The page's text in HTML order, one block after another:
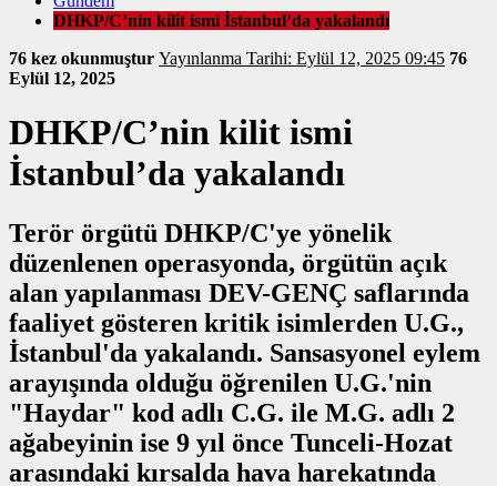
DHKP/C’nin kilit ismi İstanbul’da yakalandı
76 kez okunmuştur
Yayınlanma Tarihi: Eylül 12, 2025 09:45 76
Eylül 12, 2025
DHKP/C’nin kilit ismi
İstanbul’da yakalandı
Terör örgütü DHKP/C'ye yönelik
düzenlenen operasyonda, örgütün açık
alan yapılanması DEV-GENÇ saflarında
faaliyet gösteren kritik isimlerden U.G.,
İstanbul'da yakalandı. Sansasyonel eylem
arayışında olduğu öğrenilen U.G.'nin
"Haydar" kod adlı C.G. ile M.G. adlı 2
ağabeyinin ise 9 yıl önce Tunceli-Hozat
arasındaki kırsalda hava harekatında